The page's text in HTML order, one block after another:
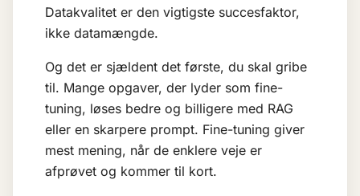
Datakvalitet er den vigtigste succesfaktor,
ikke datamængde.
Og det er sjældent det første, du skal gribe
til. Mange opgaver, der lyder som fine-
tuning, løses bedre og billigere med RAG
eller en skarpere prompt. Fine-tuning giver
mest mening, når de enklere veje er
afprøvet og kommer til kort.